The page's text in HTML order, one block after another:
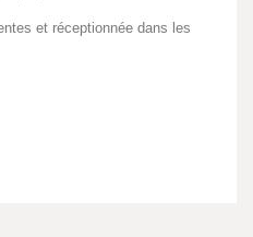
et réceptionnée dans les